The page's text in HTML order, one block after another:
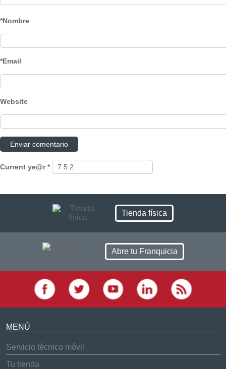
*Nombre
*Email
Website
Current ye@r*
Tienda física
Abre tu Franquicia
MENÚ
Servicio técnico móvil
Tu tienda